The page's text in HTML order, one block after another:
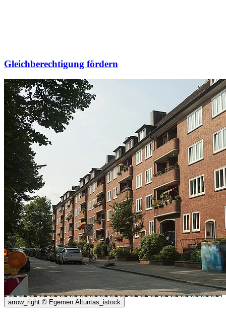
Gleichberechtigung fördern
arrow_right © Egemen Altuntas_istock